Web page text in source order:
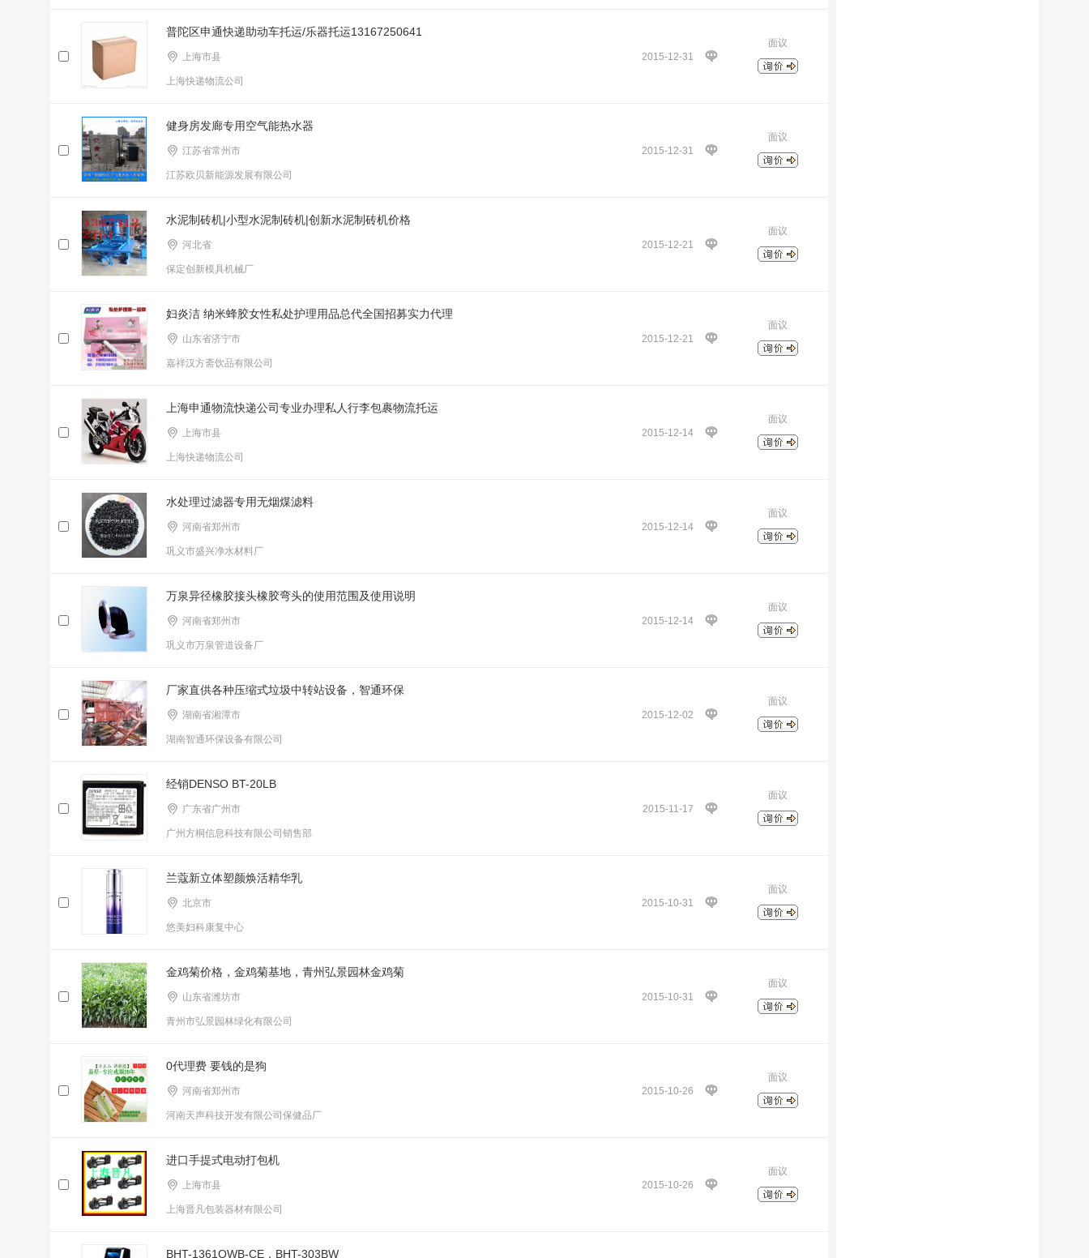
普陀区申通快递助动车托运/乐器托运13167250641
2015-12-31
上海市县
上海快递物流公司
面议
健身房发廊专用空气能热水器
2015-12-31
江苏省常州市
江苏欧贝新能源发展有限公司
面议
水泥制砖机|小型水泥制砖机|创新水泥制砖机价格
2015-12-21
河北省
保定创新模具机械厂
面议
妇炎洁 纳米蜂胶女性私处护理用品总代全国招募实力代理
2015-12-21
山东省济宁市
嘉祥汉方斋饮品有限公司
面议
上海申通物流快递公司专业办理私人行李包裹物流托运
2015-12-14
上海市县
上海快递物流公司
面议
水处理过滤器专用无烟煤滤料
2015-12-14
河南省郑州市
巩义市盛兴净水材料厂
面议
万泉异径橡胶接头橡胶弯头的使用范围及使用说明
2015-12-14
河南省郑州市
巩义市万泉管道设备厂
面议
厂家直供各种压缩式垃圾中转站设备，智通环保
2015-12-02
湖南省湘潭市
湖南智通环保设备有限公司
面议
经销DENSO BT-20LB
2015-11-17
广东省广州市
广州方桐信息科技有限公司销售部
面议
兰蔻新立体塑颜焕活精华乳
2015-10-31
北京市
悠美妇科康复中心
面议
金鸡菊价格，金鸡菊基地，青州弘景园林金鸡菊
2015-10-31
山东省潍坊市
青州市弘景园林绿化有限公司
面议
0代理费 要钱的是狗
2015-10-26
河南省郑州市
河南天声科技开发有限公司保健品厂
面议
进口手提式电动打包机
2015-10-26
上海市县
上海晋凡包装器材有限公司
面议
BHT-1361QWB-CE，BHT-303BW